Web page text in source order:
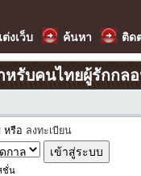
งเว็บ ค้นหา ติด
รับคนไทยผู้รักกล
หรือ ลงทะเบียน
ชั่น